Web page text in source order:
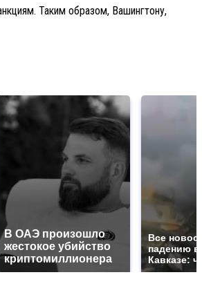
Таким образом, Вашингтону,
В ОАЭ произошло
жестокое убийство
криптомиллионера
Все
падению
Кавказе: